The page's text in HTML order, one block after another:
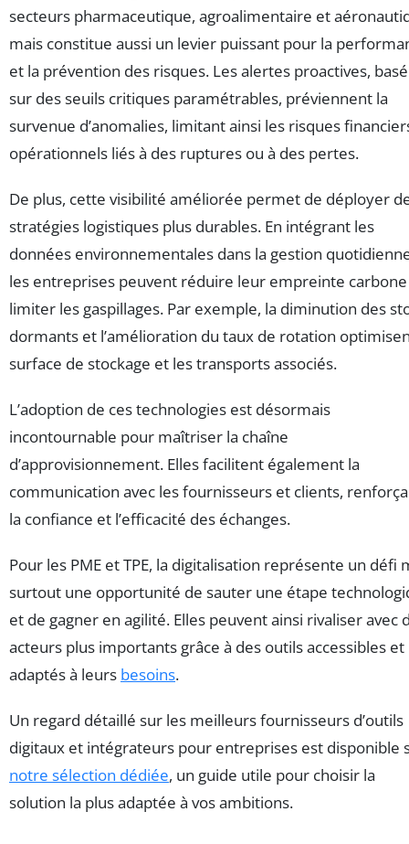
secteurs pharmaceutique, agroalimentaire et
mais constitue aussi un levier puissant pour la
et la prévention des risques. Les alertes proactives,
sur des seuils critiques paramétrables, préviennent la
survenue d’anomalies, limitant ainsi les risques
opérationnels liés à des ruptures ou à des pertes.
De plus, cette visibilité améliorée permet de déployer
stratégies logistiques plus durables. En intégrant les
données environnementales dans la gestion
les entreprises peuvent réduire leur empreinte
limiter les gaspillages. Par exemple, la diminution des
dormants et l’amélioration du taux de rotation
surface de stockage et les transports associés.
L’adoption de ces technologies est désormais
incontournable pour maîtriser la chaîne
d’approvisionnement. Elles facilitent également la
communication avec les fournisseurs et clients,
la confiance et l’efficacité des échanges.
Pour les PME et TPE, la digitalisation représente un défi
surtout une opportunité de sauter une étape
et de gagner en agilité. Elles peuvent ainsi rivaliser avec
acteurs plus importants grâce à des outils accessibles et
adaptés à leurs besoins.
Un regard détaillé sur les meilleurs fournisseurs d’outils
digitaux et intégrateurs pour entreprises est disponible
notre sélection dédiée, un guide utile pour choisir la
solution la plus adaptée à vos ambitions.